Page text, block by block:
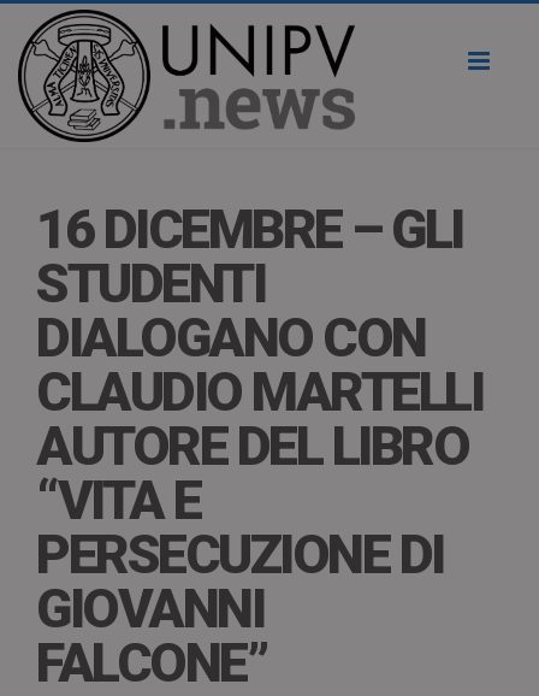
16 DICEMBRE – GLI
STUDENTI
DIALOGANO CON
CLAUDIO MARTELLI
AUTORE DEL LIBRO
“VITA E
PERSECUZIONE DI
GIOVANNI
FALCONE”